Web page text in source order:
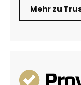
Mehr zu